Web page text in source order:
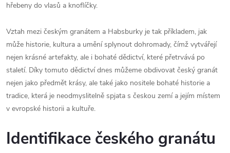
hřebeny do vlasů a knoflíčky.
Vztah mezi českým granátem a Habsburky je tak příkladem, jak
může historie, kultura a umění splynout dohromady, čímž vytvářejí
nejen krásné artefakty, ale i bohaté dědictví, které přetrvává po
staletí. Díky tomuto dědictví dnes můžeme obdivovat český granát
nejen jako předmět krásy, ale také jako nositele bohaté historie a
tradice, která je neodmyslitelně spjata s českou zemí a jejím místem
v evropské historii a kultuře.
Identifikace českého granátu